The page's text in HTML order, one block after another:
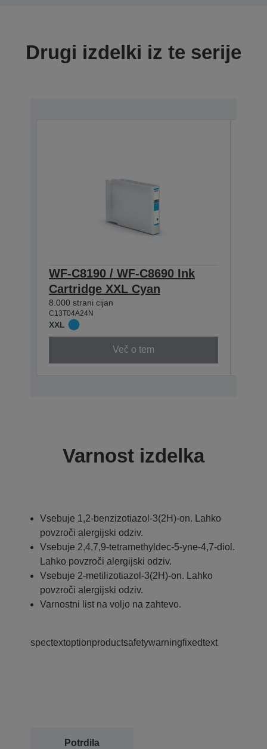
Drugi izdelki iz te serije
WF-C8190 / WF-C8690 Ink
Cartridge XXL Cyan
8.000 strani cijan
C13T04A24N
XXL
Več o tem
Varnost izdelka
Vsebuje 1,2-benzizotiazol-3(2H)-on. Lahko
povzroči alergijski odziv.
Vsebuje 2,4,7,9-tetramethyldec-5-yne-4,7-diol.
Lahko povzroči alergijski odziv.
Vsebuje 2-metilizotiazol-3(2H)-on. Lahko
povzroči alergijski odziv.
Varnostni list na voljo na zahtevo.
spectextoptionproductsafetywarningfixedtext
Potrdila